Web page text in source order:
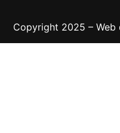
Copyright 2025 – Web